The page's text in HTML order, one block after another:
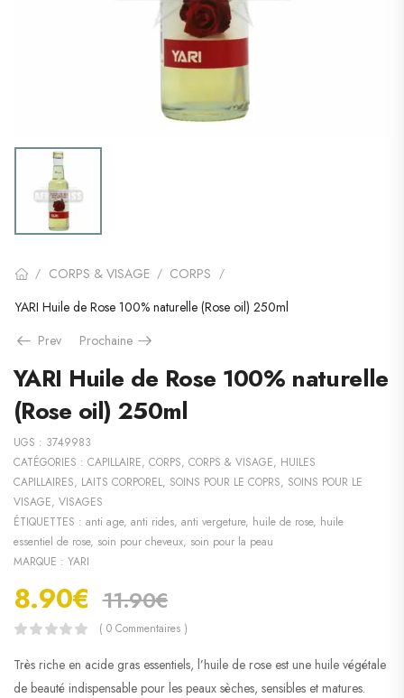
/ CORPS & VISAGE / CORPS /
YARI Huile de Rose 100% naturelle (Rose oil) 250ml
Prev
Prochaine
YARI Huile de Rose 100% naturelle
(Rose oil) 250ml
UGS : 3749983
CATÉGORIES : CAPILLAIRE, CORPS, CORPS & VISAGE, HUILES
CAPILLAIRES, LAITS CORPOREL, SOINS POUR LE COPRS, SOINS POUR LE
VISAGE, VISAGES
ÉTIQUETTES : anti age, anti rides, anti vergeture, huile de rose, huile
essentiel de rose, soin pour cheveux, soin pour la peau
MARQUE : YARI
8.90€ 11.90€
( 0 Commentaires )
Très riche en acide gras essentiels, l’huile de rose est une huile végétale
de beauté indispensable pour les peaux sèches, sensibles et matures.